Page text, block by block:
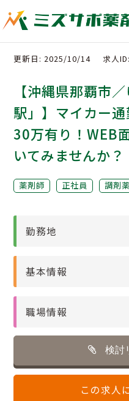
更新日: 2025/10/14 求人
【沖縄県那覇市
駅」】マイカー
30万有り！WEB
いてみませんか？
薬剤師 正社員 調剤
勤務地
基本情報
職場情報
検討
この求人